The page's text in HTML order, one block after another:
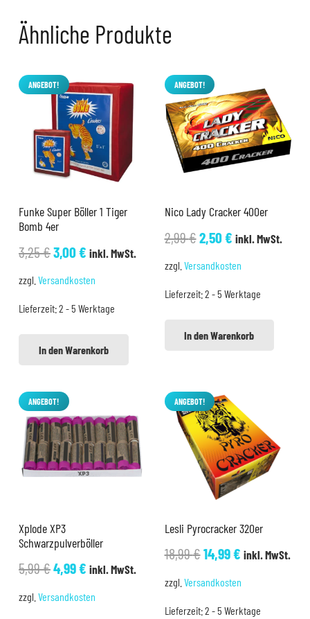
Ähnliche Produkte
ANGEBOT!
Funke Super Böller 1 Tiger
Bomb 4er
3,25€Ursprünglicher
3,25 €
3,00€Aktueller
3,00 €.
inkl. MwSt.
zzgl. Versandkosten
Lieferzeit:2 - 5 Werktage
In den Warenkorb
ANGEBOT!
Nico Lady Cracker 400er
2,99€Ursprünglicher
2,99 €
2,50€Aktueller
2,50 €.
inkl. MwSt.
zzgl. Versandkosten
Lieferzeit:2 - 5 Werktage
In den Warenkorb
ANGEBOT!
Xplode XP3
Schwarzpulverböller
5,99€Ursprünglicher
4,99€Aktueller
inkl. MwSt.
zzgl. Versandkosten
ANGEBOT!
Lesli Pyrocracker 320er
18,99€Ursprünglicher
18,99 €
14,99€Aktueller
14,99 €.
inkl. MwSt.
zzgl. Versandkosten
Lieferzeit:2 - 5 Werktage